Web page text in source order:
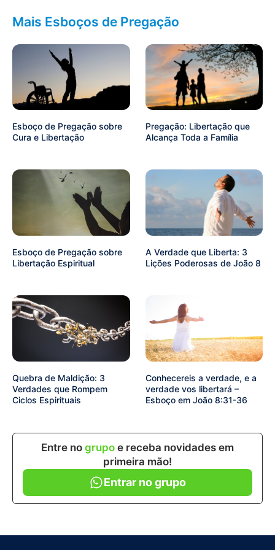
Mais Esboços de Pregação
Esboço de Pregação sobre
Cura e Libertação
Pregação: Libertação que
Alcança Toda a Família
Esboço de Pregação sobre
Libertação Espiritual
A Verdade que Liberta: 3
Lições Poderosas de João 8
Quebra de Maldição: 3
Verdades que Rompem
Ciclos Espirituais
Conhecereis a verdade, e a
verdade vos libertará –
Esboço em João 8:31-36
Entre no grupo e receba novidades em
primeira mão!
Entrar no grupo